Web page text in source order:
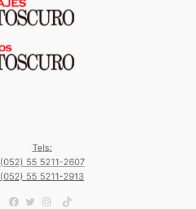
Tels:
(052) 55 5211-2607
(052) 55 5211-2913
TikTok